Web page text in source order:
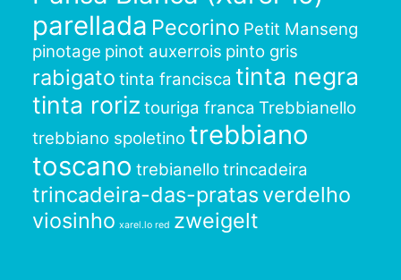
parellada Pecorino Petit Manseng
pinotage pinot auxerrois pinto gris
rabigato tinta francisca tinta negra
tinta roriz touriga franca Trebbianello
trebbiano spoletino trebbiano
toscano trebianellotrincadeira
trincadeira-das-pratas verdelho
viosinho xarel.lo red zweigelt